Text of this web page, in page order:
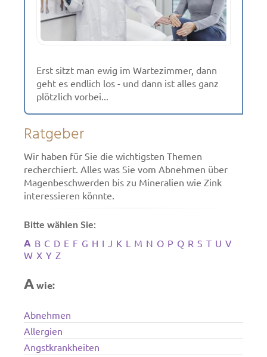
Erst sitzt man ewig im Wartezimmer, dann
geht es endlich los - und dann ist alles ganz
plötzlich vorbei...
Ratgeber
Wir haben für Sie die wichtigsten Themen
recherchiert. Alles was Sie vom Abnehmen über
Magenbeschwerden bis zu Mineralien wie Zink
interessieren könnte.
Bitte wählen Sie:
A B C D E F G H I J K L M N O P Q R S T U V
W X Y Z
Awie:
Abnehmen
Allergien
Angstkrankheiten